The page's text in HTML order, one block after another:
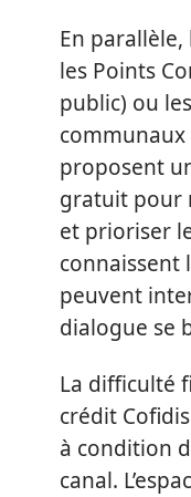
En
les Points
public) ou
communaux
proposent
gratuit pour
et prioriser
connaissent
peuvent
dialogue se
La difficulté
crédit
à condition
canal.